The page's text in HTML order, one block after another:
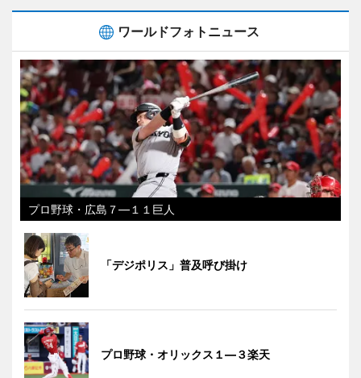
ワールドフォトニュース
プロ野球・広島７―１１巨人
「デジポリス」普及呼び掛け
プロ野球・オリックス１―３楽天